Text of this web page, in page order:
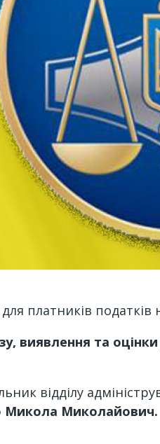
платників податків
виявлення та
відділу
Микола Миколайович.